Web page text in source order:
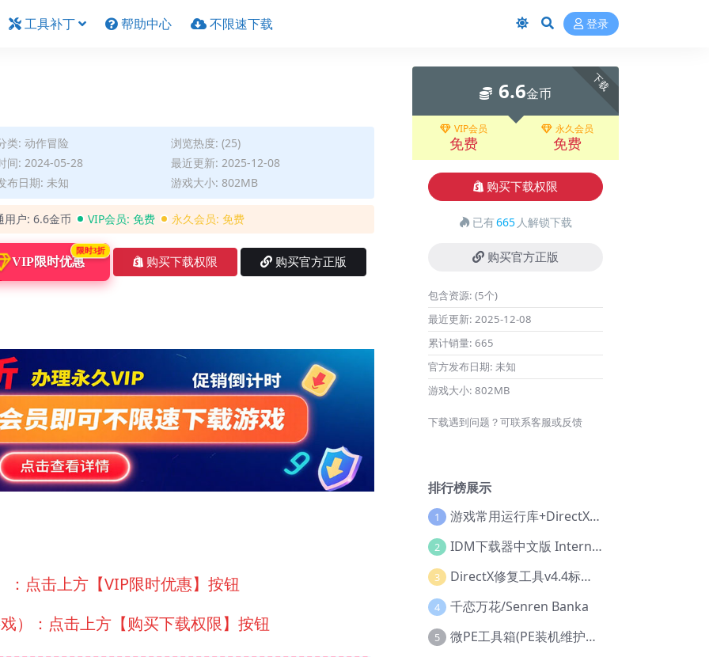
工具补丁 帮助中心 不限速下载 登录
类: 动作冒险
浏览热度: (25)
间: 2024-05-28
最近更新: 2025-12-08
布日期: 未知
游戏大小: 802MB
用户: 6.6金币 VIP会员: 免费 永久会员: 免费
VIP限时优惠
限时3折
购买下载权限 购买官方正版
点击上方【VIP限时优惠】按钮
）：点击上方【购买下载权限】按钮
下载
6.6金币
VIP会员
免费
永久会员
免费
购买下载权限
已有665 人解锁下载
购买官方正版
包含资源: (5个)
最近更新: 2025-12-08
累计销量: 665
官方发布日期: 未知
游戏大小: 802MB
下载遇到问题？可联系客服或反馈
排行榜展示
1 游戏常用运行库+DirectX修复增强版
2 IDM下载器中文版 Internet Download Manager v6.42.36 IDM
3 DirectX修复工具v4.4标准版+增强版+在线修复版
4 千恋万花/Senren Banka
5 微PE工具箱(PE装机维护工具) v2.3官方正式版